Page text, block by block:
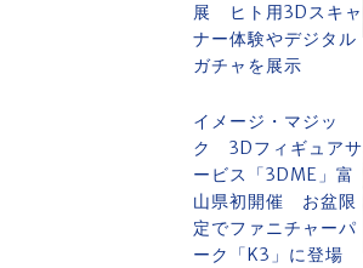
展 ヒト用3Dスキャ
ナー体験やデジタル
ガチャを展示
イメージ・マジッ
ク 3Dフィギュアサ
ービス「3DME」富
山県初開催 お盆限
定でファニチャーパ
ーク「K3」に登場